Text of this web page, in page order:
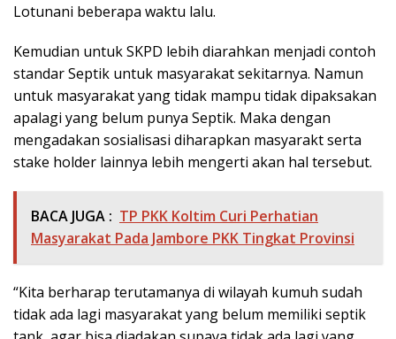
Lotunani beberapa waktu lalu.
Kemudian untuk SKPD lebih diarahkan menjadi contoh
standar Septik untuk masyarakat sekitarnya. Namun
untuk masyarakat yang tidak mampu tidak dipaksakan
apalagi yang belum punya Septik. Maka dengan
mengadakan sosialisasi diharapkan masyarakt serta
stake holder lainnya lebih mengerti akan hal tersebut.
BACA JUGA : TP PKK Koltim Curi Perhatian
Masyarakat Pada Jambore PKK Tingkat Provinsi
“Kita berharap terutamanya di wilayah kumuh sudah
tidak ada lagi masyarakat yang belum memiliki septik